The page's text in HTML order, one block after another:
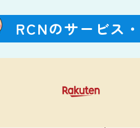
RCNのサービス・